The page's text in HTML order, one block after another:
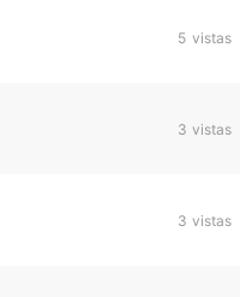
5 vistas
3 vistas
3 vistas